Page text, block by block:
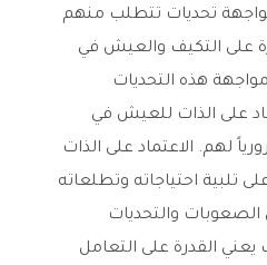
تحديات تتطلب منهم
على التكيف والعيش في
هذه التحديات
على الذات للعيش في
لهم. الاعتماد على الذات
تلبية احتياجاته وتطلعاته
الصعوبات والتحديات
يعني القدرة على التعامل